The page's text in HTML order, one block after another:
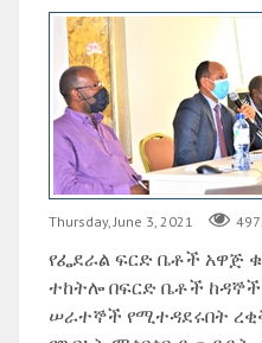
Thursday, June 3, 2021
የፌደራል ፍርድ ቤቶች አዋጅ
ተከትሎ በፍርድ ቤቶች
ሠራተኞች የሚተዳደሩበት